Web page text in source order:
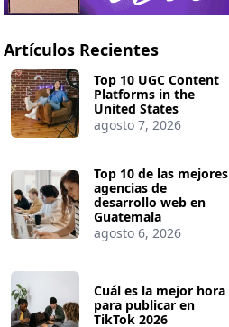
Artículos Recientes
Top 10 UGC Content
Platforms in the
United States
agosto 7, 2026
Top 10 de las mejores
agencias de
desarrollo web en
Guatemala
agosto 6, 2026
Cuál es la mejor hora
para publicar en
TikTok 2026